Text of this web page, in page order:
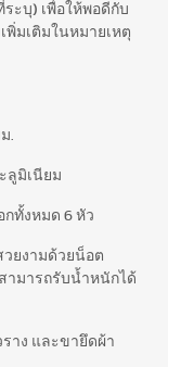
ะบุ) เพื่อให้พอดีกับ
พิ่มเติมในหมายเหตุ
.
ลูมิเนียม
กทั้งหมด 6 หัว
ยงามด้วยน็อต
ามารถรับน้ำหนักได้
ราง และขายึดผ้า